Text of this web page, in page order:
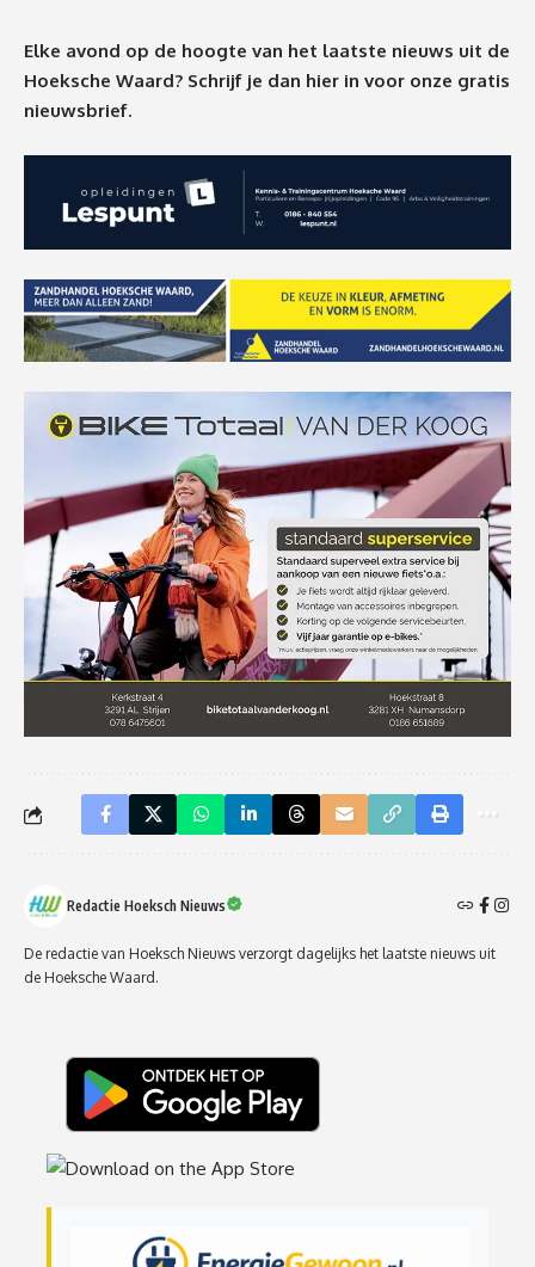
Elke avond op de hoogte van het laatste nieuws uit de
Hoeksche Waard? Schrijf je dan hier in voor onze gratis
nieuwsbrief.
Redactie Hoeksch Nieuws
De redactie van Hoeksch Nieuws verzorgt dagelijks het laatste nieuws uit
de Hoeksche Waard.